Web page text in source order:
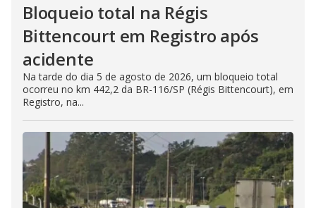
Bloqueio total na Régis
Bittencourt em Registro após
acidente
Na tarde do dia 5 de agosto de 2026, um bloqueio total
ocorreu no km 442,2 da BR-116/SP (Régis Bittencourt), em
Registro, na...